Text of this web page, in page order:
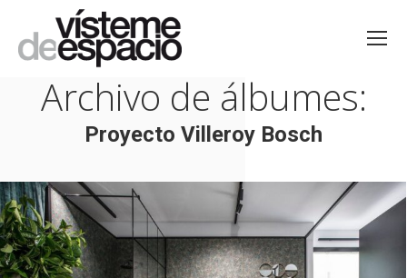
Archivo de álbumes:
Proyecto Villeroy Bosch